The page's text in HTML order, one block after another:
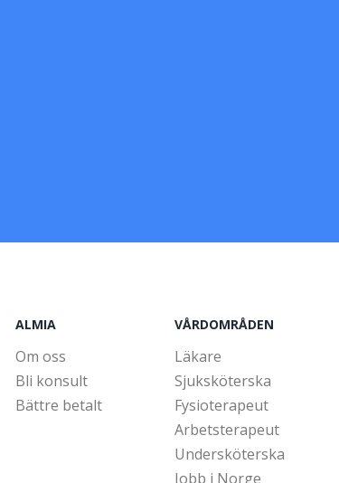
ALMIA
Om oss
Bli konsult
Bättre betalt
VÅRDOMRÅDEN
Läkare
Sjuksköterska
Fysioterapeut
Arbetsterapeut
Undersköterska
Jobb i Norge